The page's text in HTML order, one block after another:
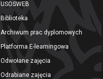
USOSWEB
Biblioteka
Archiwum prac dyplomowych
Platforma E-learningowa
Odwołane zajęcia
Odrabiane zajęcia